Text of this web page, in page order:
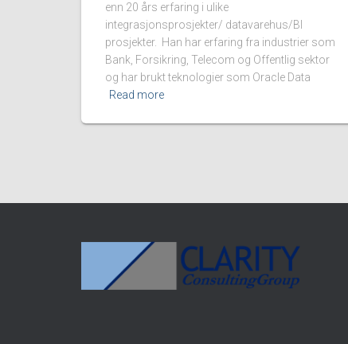
enn 20 års erfaring i ulike
integrasjonsprosjekter/ datavarehus/BI
prosjekter. Han har erfaring fra industrier som
Bank, Forsikring, Telecom og Offentlig sektor
og har brukt teknologier som Oracle Data
Read more